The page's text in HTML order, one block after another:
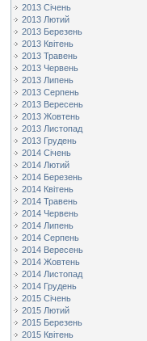
2013 Січень
2013 Лютий
2013 Березень
2013 Квітень
2013 Травень
2013 Червень
2013 Липень
2013 Серпень
2013 Вересень
2013 Жовтень
2013 Листопад
2013 Грудень
2014 Січень
2014 Лютий
2014 Березень
2014 Квітень
2014 Травень
2014 Червень
2014 Липень
2014 Серпень
2014 Вересень
2014 Жовтень
2014 Листопад
2014 Грудень
2015 Січень
2015 Лютий
2015 Березень
2015 Квітень